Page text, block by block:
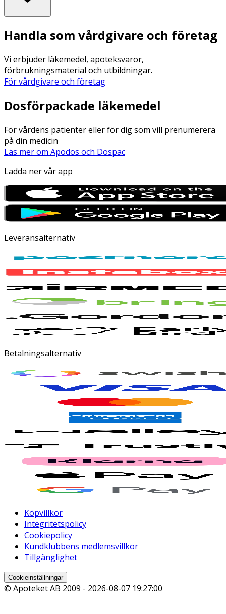
Handla som vårdgivare och företag
Vi erbjuder läkemedel, apoteksvaror,
förbrukningsmaterial och utbildningar.
För vårdgivare och företag
Dosförpackade läkemedel
För vårdens patienter eller för dig som vill prenumerera
på din medicin
Läs mer om Apodos och Dospac
Ladda ner vår app
Leveransalternativ
Betalningsalternativ
Köpvillkor
Integritetspolicy
Cookiepolicy
Kundklubbens medlemsvillkor
Tillgänglighet
Cookieinställningar
© Apoteket AB 2009 - 2026-08-07 19:27:00